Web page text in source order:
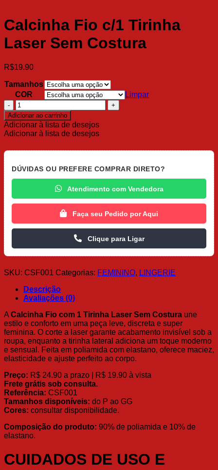
Calcinha Fio c/1 Tirinha
Laser Sem Costura
R$19.90
Tamanhos
COR
Limpar
Calcinha
Fio
c/1
Tirinha
Laser
quantidade
Adicionar ao carrinho
Adicionar à lista de desejos
Adicionar à lista de desejos
DÚVIDAS OU PREFERE COMPRAR DIRETO?
Atendimento com Vendedora
Faça seu Pedido por Aqui
Clique para Ligar
SKU: CSF001 Categorias: FEMININO, LINGERIE
Descrição
Avaliações (0)
A Calcinha Fio com 1 Tirinha Laser Sem Costura une
estilo e conforto em uma peça leve, discreta e super
feminina. O corte a laser garante acabamento invisível sob a
roupa, enquanto a tirinha lateral adiciona um toque moderno
e sensual. Feita em poliamida com elastano, oferece maciez,
elasticidade e ajuste perfeito ao corpo.
Preço: R$ 24.90 a prazo | R$ 19.90 à vista
Frete grátis sob consulta.
Referência: CSF001
Tamanhos disponíveis: do P ao GG
Cores: consultar disponibilidade.
Composição do produto: 90% de poliamida e 10% de
elastano.
CUIDADOS DE USO E